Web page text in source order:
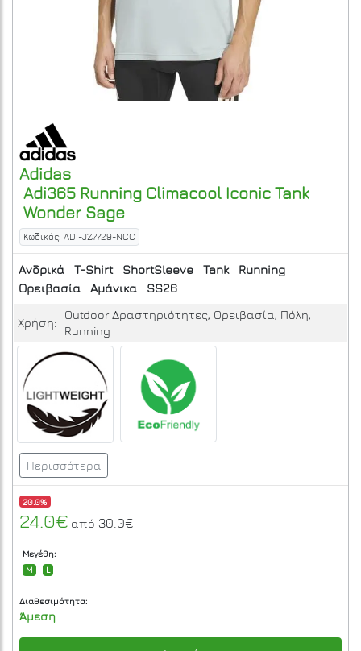
Adidas
Adi365 Running Climacool Iconic Tank
Wonder Sage
Κωδικός: ADI-JZ7729-NCC
Ανδρικά T-Shirt ShortSleeve Tank
Running
Ορειβασία
Αμάνικα SS26
Χρήση:
Outdoor Δραστηριότητες, Ορειβασία, Πόλη,
Running
Περισσότερα
20.0%
24.0€ από 30.0€
Μεγέθη:
M
L
Διαθεσιμότητα:
Άμεση